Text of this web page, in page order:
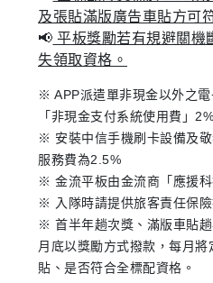
及張貼滿版廣告車貼方可
📢 平板獎勵若有規避關機
失領取資格。
※ APP派遣單非現金以外之
「非現金支付系統使用費」2%
※ 安裝中信手機刷卡設備及
服務費為2.5%
※ 金流平板由金流商「應援科
※ 入隊時請提供旅客責任保險
※ 首半年趟次獎、滿版車貼
月底以獎勵方式撥款，每月
貼、是否符合全標配資格。